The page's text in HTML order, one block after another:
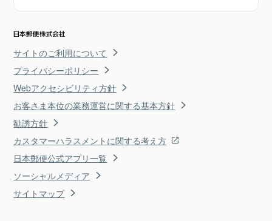
サイトのご利用について
プライバシーポリシー
Webアクセシビリティ方針
お客さま本位の業務運営に関する基本方針
勧誘方針
カスタマーハラスメントに関する考え方
日本郵便公式アプリ一覧
ソーシャルメディア
サイトマップ